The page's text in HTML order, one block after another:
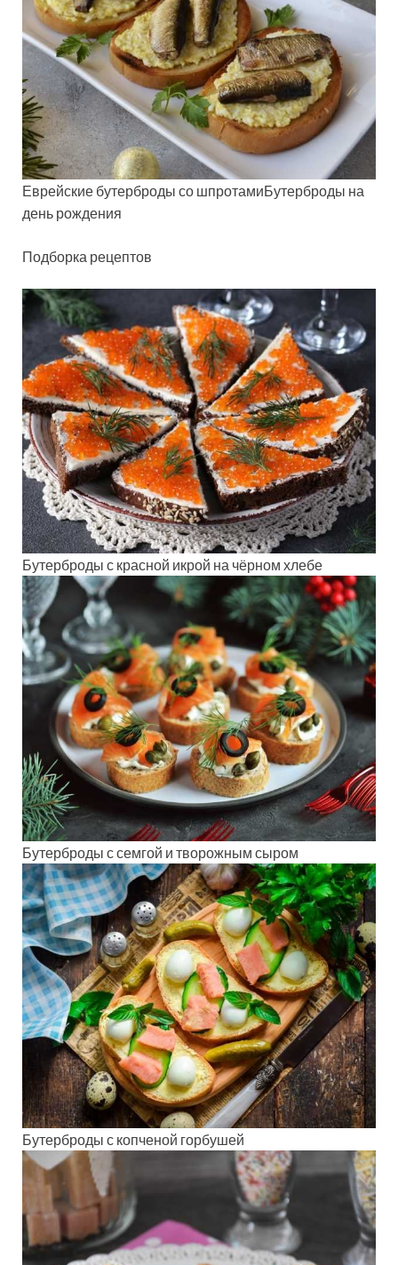
Еврейские бутерброды со шпротамиБутерброды на
день рождения
Подборка рецептов
Бутерброды с красной икрой на чёрном хлебе
Бутерброды с семгой и творожным сыром
Бутерброды с копченой горбушей